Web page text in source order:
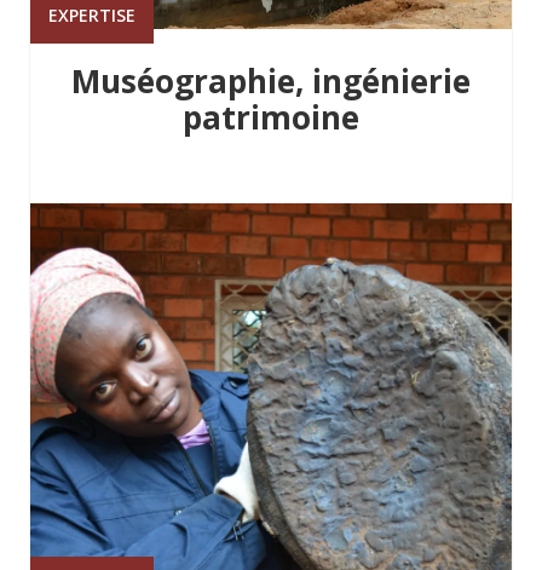
EXPERTISE
Muséographie, ingénierie
patrimoine